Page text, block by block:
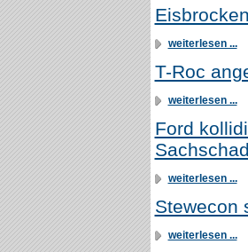
weiterlesen ...
T-Roc
weiterlesen ...
Ford
weiterlesen ...
Stewecon
weiterlesen ...